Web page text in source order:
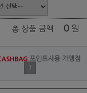
총 상품 금액 0 원
포인트사용 가맹점
?